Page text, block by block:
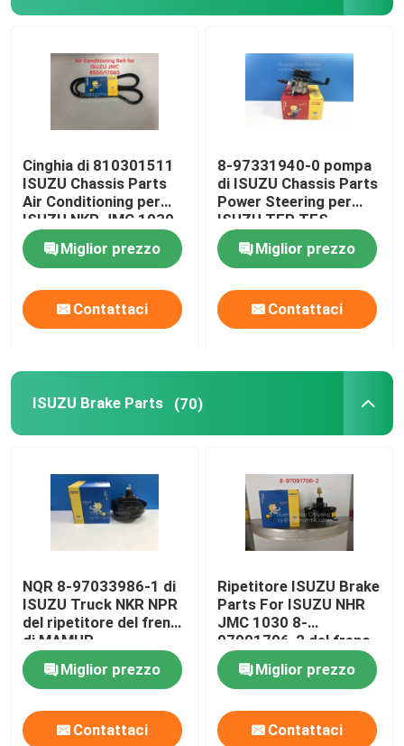
Cinghia di 810301511
ISUZU Chassis Parts
Air Conditioning per
ISUZU NKR JMC 1030
Miglior prezzo
Contattaci
8-97331940-0 pompa
di ISUZU Chassis Parts
Power Steering per
ISUZU TFR TFS
Miglior prezzo
Contattaci
ISUZU Brake Parts (70)
NQR 8-97033986-1 di
ISUZU Truck NKR NPR
del ripetitore del freno
di MAMUR
Miglior prezzo
Contattaci
Ripetitore ISUZU Brake
Parts For ISUZU NHR
JMC 1030 8-
97091706-2 del freno
Miglior prezzo
Contattaci